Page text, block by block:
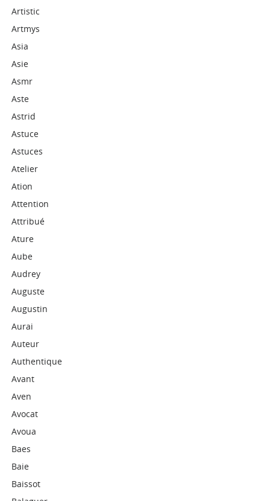
Artistic
Artmys
Asia
Asie
Asmr
Aste
Astrid
Astuce
Astuces
Atelier
Ation
Attention
Attribué
Ature
Aube
Audrey
Auguste
Augustin
Aurai
Auteur
Authentique
Avant
Aven
Avocat
Avoua
Baes
Baie
Baissot